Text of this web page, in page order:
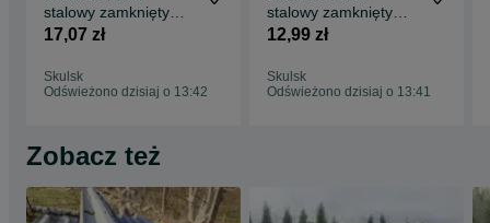
stalowy zamknięty
rura profil ogrodzenie
słup słupek
17,07 zł
Skulsk
Odświeżono dzisiaj o 13:42
stalowy zamknięty
rura profil brama
drzwi
12,99 zł
Skulsk
Odświeżono dzisiaj o 13:41
Zobacz też